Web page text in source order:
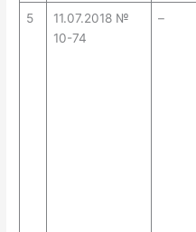
5
11.07.2018 №
10-74
–